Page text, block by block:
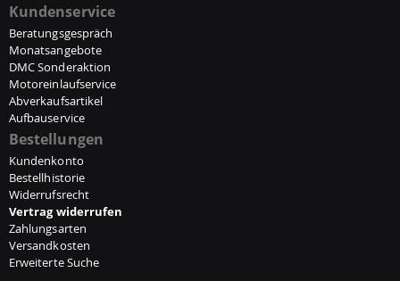
Kundenservice
Beratungsgespräch
Monatsangebote
DMC Sonderaktion
Motoreinlaufservice
Abverkaufsartikel
Aufbauservice
Bestellungen
Kundenkonto
Bestellhistorie
Widerrufsrecht
Vertrag widerrufen
Zahlungsarten
Versandkosten
Erweiterte Suche